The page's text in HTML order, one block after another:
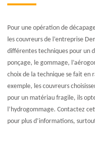
Pour une opération de
les couvreurs de l’entreprise
différentes techniques pour un
ponçage, le gommage,
choix de la technique se fait
exemple, les couvreurs
pour un matériau fragile, ils
l’hydrogommage. Contactez
pour plus d’informations,